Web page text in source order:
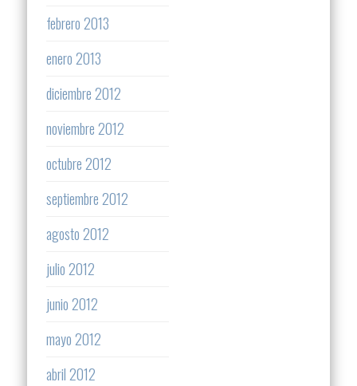
febrero 2013
enero 2013
diciembre 2012
noviembre 2012
octubre 2012
septiembre 2012
agosto 2012
julio 2012
junio 2012
mayo 2012
abril 2012